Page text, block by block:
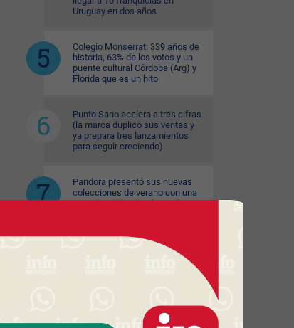
Uruguay en dos años
Colegio Monserrat: 339 años de
historia, 63% de los votos y un
puente cultural Córdoba (Arg) y
Florida que es un hito
Punto Sano acelera a tres cifras
(la marca duplicó sus ventas y
ya prepara tres lanzamientos
para seguir creciendo)
Pandora presentó sus nuevas
colecciones de verano con una
experiencia inspirada en el
Una startup uruguaya que nació
sin inversión externa se integra
El agro rompió un récord